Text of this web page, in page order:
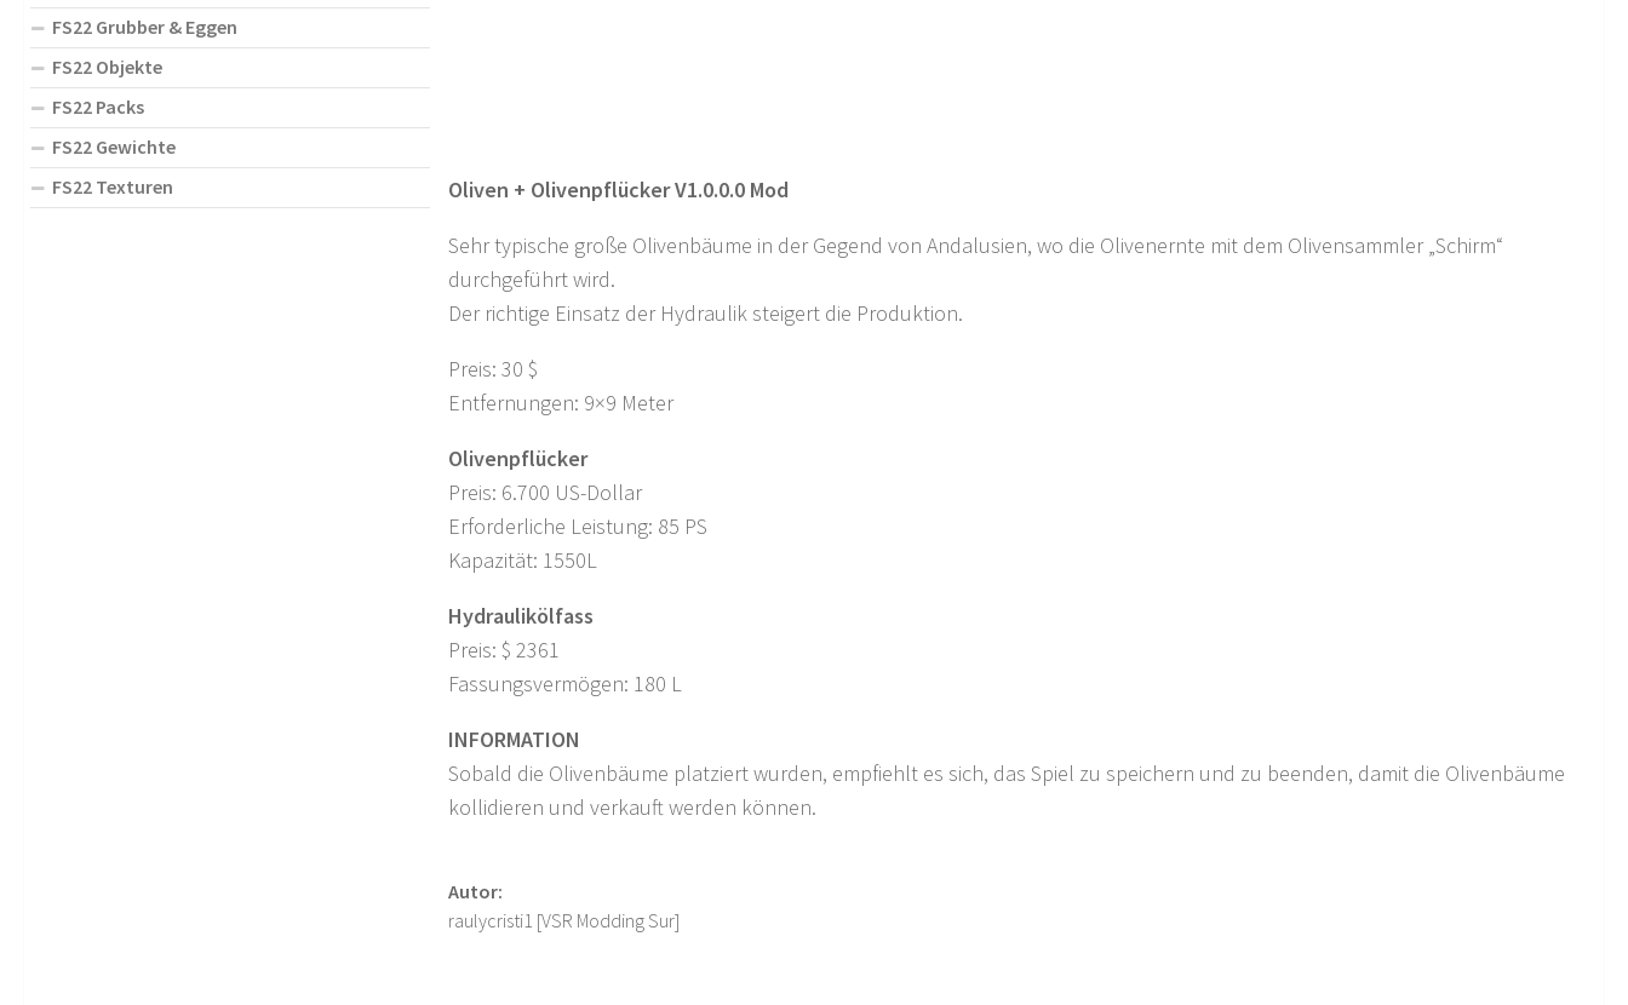
Oliven + Olivenpflücker V1.0.0.0 Mod
Sehr typische große Olivenbäume in der Gegend von Andalusien, wo die Olivenernte mit dem Olivensammler „Schirm“
durchgeführt wird.
Der richtige Einsatz der Hydraulik steigert die Produktion.
Preis: 30 $
Entfernungen: 9×9 Meter
Olivenpflücker
Preis: 6.700 US-Dollar
Erforderliche Leistung: 85 PS
Kapazität: 1550L
Hydraulikölfass
Preis: $ 2361
Fassungsvermögen: 180 L
INFORMATION
Sobald die Olivenbäume platziert wurden, empfiehlt es sich, das Spiel zu speichern und zu beenden, damit die Olivenbäume
kollidieren und verkauft werden können.
Autor:
raulycristi1 [VSR Modding Sur]
FS22 Grubber & Eggen
FS22 Objekte
FS22 Packs
FS22 Gewichte
FS22 Texturen